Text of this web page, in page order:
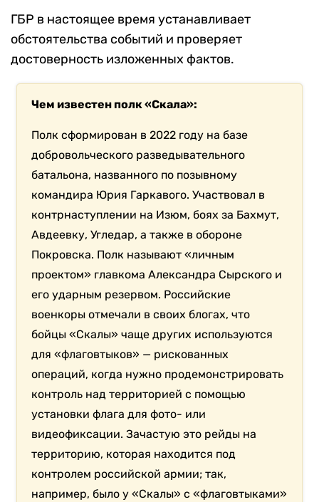
ГБР в настоящее время устанавливает
обстоятельства событий и проверяет
достоверность изложенных фактов.
Чем известен полк «Скала»:
Полк сформирован в 2022 году на базе
добровольческого разведывательного
батальона, названного по позывному
командира Юрия Гаркавого. Участвовал в
контрнаступлении на Изюм, боях за Бахмут,
Авдеевку, Угледар, а также в обороне
Покровска. Полк называют «личным
проектом» главкома Александра Сырского и
его ударным резервом. Российские
военкоры отмечали в своих блогах, что
бойцы «Скалы» чаще других используются
для «флаговтыков» — рискованных
операций, когда нужно продемонстрировать
контроль над территорией с помощью
установки флага для фото- или
видеофиксации. Зачастую это рейды на
территорию, которая находится под
контролем российской армии; так,
например, было у «Скалы» с «флаговтыками»